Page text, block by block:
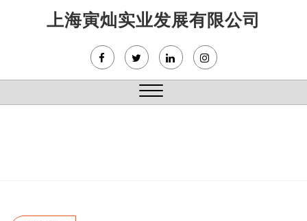
上海寅灿实业发展有限公司
Close